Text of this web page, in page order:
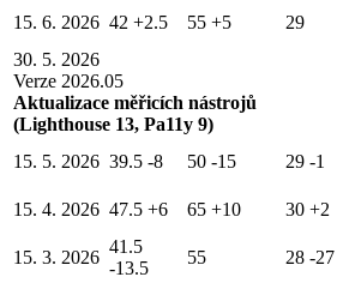
15. 6. 2026 42 +2.5 55 +5 29
30. 5. 2026
Verze 2026.05
Aktualizace měřicích nástrojů
(Lighthouse 13, Pa11y 9)
15. 5. 2026 39.5 -8 50 -15 29 -1
15. 4. 2026 47.5 +6 65 +10 30 +2
15. 3. 2026
41.5
-13.5
55 28 -27